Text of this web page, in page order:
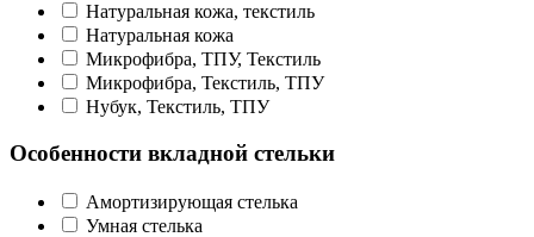
Натуральная кожа, текстиль
Натуральная кожа
Микрофибра, ТПУ, Текстиль
Микрофибра, Текстиль, ТПУ
Нубук, Текстиль, ТПУ
Особенности вкладной стельки
Амортизирующая стелька
Умная стелька